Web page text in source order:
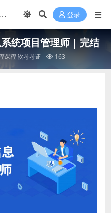
登录
统项目管理师 | 完结
课程 软考考证 163